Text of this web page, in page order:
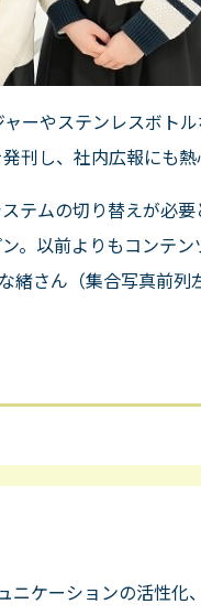
ーやステンレスボト
刊し、社内広報にも
テムの切り替えが必要
。以前よりもコンテ
緒さん（集合写真前列
ニケーションの活性化